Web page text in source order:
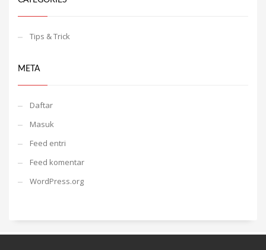
Tips & Trick
META
Daftar
Masuk
Feed entri
Feed komentar
WordPress.org